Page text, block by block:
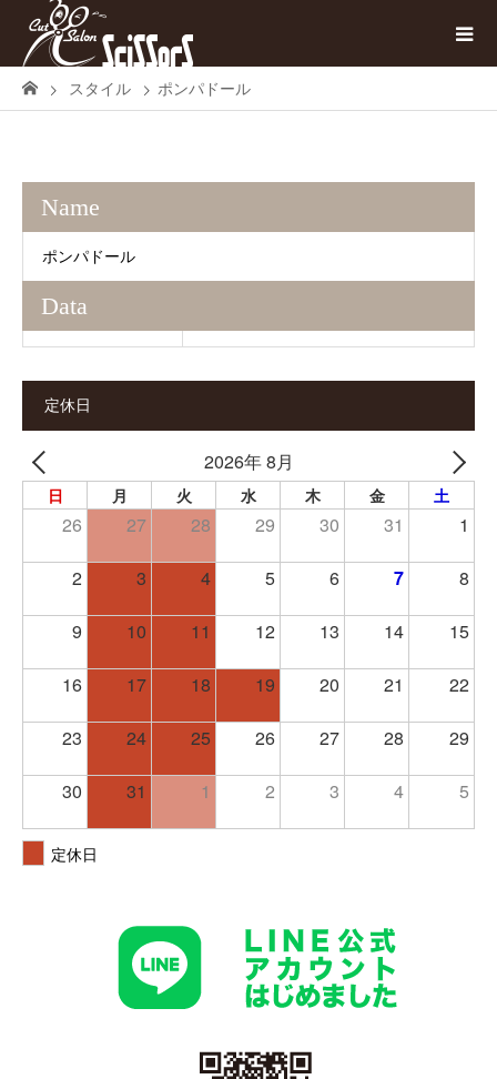
スタイル ポンパドール
Name
ポンパドール
Data
定休日
2026年 8月
日 月 火 水 木 金 土
26 27 28 29 30 31 1
2 3 4 5 6 7 8
9 10 11 12 13 14 15
16 17 18 19 20 21 22
23 24 25 26 27 28 29
30 31 1 2 3 4 5
定休日